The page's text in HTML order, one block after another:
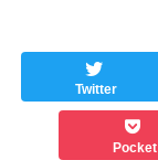
Twitter
Pocket